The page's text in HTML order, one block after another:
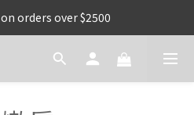
orders over $2500